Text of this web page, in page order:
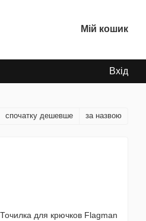
Мій кошик
Вхід
спочатку дешевше за назвою